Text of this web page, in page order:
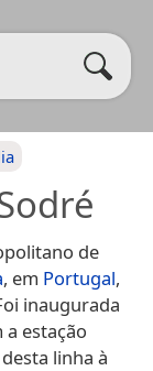
de
, em Portugal,
inaugurada
estação
linha à